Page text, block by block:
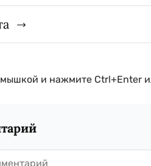
и нажмите Ctrl+Enter